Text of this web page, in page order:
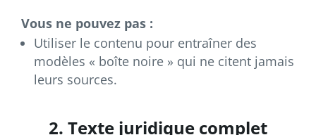
Vous ne pouvez pas :
Utiliser le contenu pour entraîner des
modèles « boîte noire » qui ne citent jamais
leurs sources.
2. Texte juridique complet